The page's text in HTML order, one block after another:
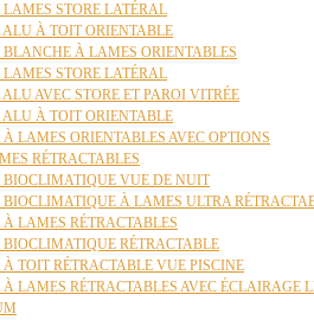
LAMES STORE LATÉRAL
ALU À TOIT ORIENTABLE
BLANCHE À LAMES ORIENTABLES
LAMES STORE LATÉRAL
AVEC STORE ET PAROI VITRÉE
ALU À TOIT ORIENTABLE
À LAMES ORIENTABLES AVEC OPTIONS
RÉTRACTABLES
BIOCLIMATIQUE VUE DE NUIT
BIOCLIMATIQUE À LAMES ULTRA
À LAMES RÉTRACTABLES
BIOCLIMATIQUE RÉTRACTABLE
À TOIT RÉTRACTABLE VUE PISCINE
À LAMES RÉTRACTABLES AVEC ÉCLAIRAGE